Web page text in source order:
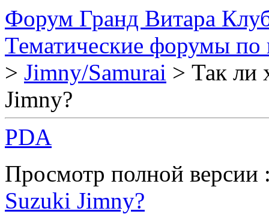
Форум Гранд Витара
Тематические форумы
> Jimny/Samurai > Так ли
Jimny?
PDA
Просмотр полной
Suzuki Jimny?